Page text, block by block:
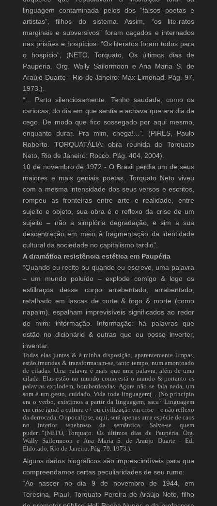
linguagem contaminada pelos dos “falsos poetas e
artistas”, filhos do sistema. Assim, “os lite-ratos
marginais e subversivos” foram caçados e internados
nas prisões e hospícios: “Os literatos foram todos para
o hospício”, (NETO, Torquato. Os últimos dias de
Paupéria. Org. Wally Sailormoon e Ana Maria S. de
Araújo Duarte - Rio de Janeiro: Max Limonad. Pág. 97,
1973.).
“... Parto silenciosamente. Tenho saudade, como os
cariocas, do dia em que sentia e achava que era dia de
cego. De modo que fico sossegado por aqui mesmo,
enquanto durar. Pra mim, chega!...”. (PIRES, Paulo
Roberto. TORQUATÁLIA: obra reunida de Torquato
Neto, Rio de Janeiro: Rocco. Pág. 404, 2004).
10 de novembro de 1972 - O Brasil perdia um de seus
maiores e mais geniais poetas. Torquato Neto viveu
com a mesma intensidade dos seus versos e escritos,
rompeu as fronteiras entre arte e realidade, entre
sujeito e objeto, sua obra é o reflexo da crise de um
sujeito – não a simplória degradação, e sim a sua
descentração em meio à fragmentação da identidade
cultural da sociedade no capitalismo tardio”.
A dramática resistência estética em Paupéria
“Quando eu recito ou quando eu escrevo, uma palavra
– um mundo poluído – explode comigo & logo os
estilhaços desse corpo arrebentado, arrebentado,
retalhado em lascas de corte & fogo & morte (como
napalm), espalham imprevisíveis significados ao redor
de mim: informação. Informação: há palavras que
estão no dicionário & outras que eu posso inverter,
inventar.
Todas elas juntas & à minha disposição, aparentemente limpas,
estão imundas & transformaram-se, tanto tempo, num amontoado
de ciladas. Uma palavra é mais que uma palavra, além de uma
cilada. Elas estão no mundo como está o mundo & portanto as
palavras explodem, bombardeadas. Agora não se fala nada, um
som é um gesto, cuidado. Vida toda linguagem(... )No princípio
era o verbo, existimos a partir da linguagem, saca? Linguagem
em crise igual a cultura e / ou civilização em crise – e não reflexo
da derrocada. O apocalipse, aqui, será apenas uma espécie de caos
no interior tenebroso da semântica. Salve-se quem
puder...”(NETO, Torquato. Os últimos dias de Paupéria. Org.
Wally Sailormoon e Ana Maria S. de Araújo Duarte - Ed:
Eldorado, Rio de Janeiro. Pág. 79. 1973.).
Alguns dados biográficos são imprescindíveis para que
compreendamos certas peculiaridades de seu rumo:
“Ao nascer no dia 9 de novembro de 1944, em
Teresina, Piauí, Torquato Pereira de Araújo Neto, filho